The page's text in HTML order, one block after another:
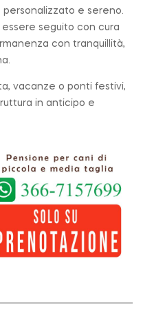
personalizzato e sereno.
seguito con cura
con tranquillità,
vacanze o ponti festivi,
in anticipo e